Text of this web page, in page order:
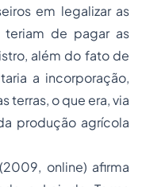
em legalizar as
teriam de pagar as
além do fato de
a incorporação,
terras, o que era, via
produção agrícola
online) afirma